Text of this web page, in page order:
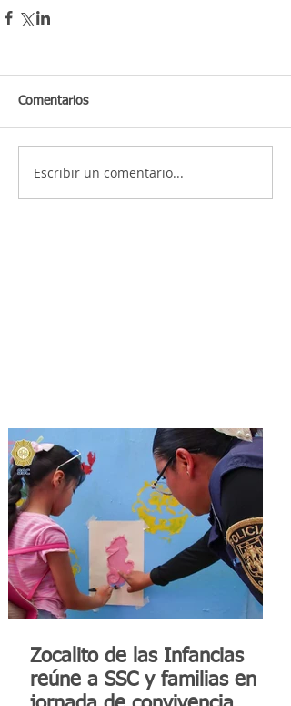
Comentarios
Escribir un comentario...
Zocalito de las Infancias
reúne a SSC y familias en